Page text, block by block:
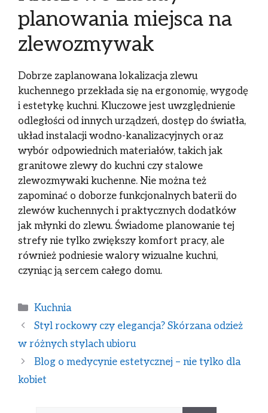
planowania miejsca na
zlewozmywak
Dobrze zaplanowana lokalizacja zlewu
kuchennego przekłada się na ergonomię, wygodę
i estetykę kuchni. Kluczowe jest uwzględnienie
odległości od innych urządzeń, dostęp do światła,
układ instalacji wodno-kanalizacyjnych oraz
wybór odpowiednich materiałów, takich jak
granitowe zlewy do kuchni czy stalowe
zlewozmywaki kuchenne. Nie można też
zapominać o doborze funkcjonalnych baterii do
zlewów kuchennych i praktycznych dodatków
jak młynki do zlewu. Świadome planowanie tej
strefy nie tylko zwiększy komfort pracy, ale
również podniesie walory wizualne kuchni,
czyniąc ją sercem całego domu.
Kuchnia
Styl rockowy czy elegancja? Skórzana odzież
w różnych stylach ubioru
Blog o medycynie estetycznej – nie tylko dla
kobiet